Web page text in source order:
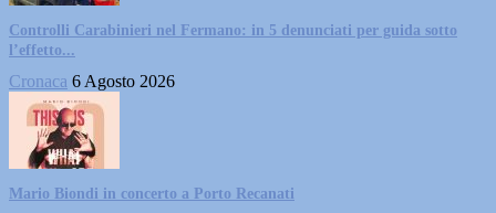
Controlli Carabinieri nel Fermano: in 5 denunciati per guida sotto
l’effetto...
Cronaca 6 Agosto 2026
Mario Biondi in concerto a Porto Recanati